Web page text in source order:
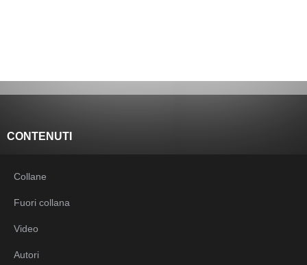
CONTENUTI
Collane
Fuori collana
Video
Autori